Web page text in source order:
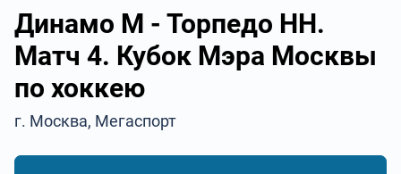
Динамо М - Торпедо НН.
Матч 4. Кубок Мэра Москвы
по хоккею
г. Москва, Мегаспорт